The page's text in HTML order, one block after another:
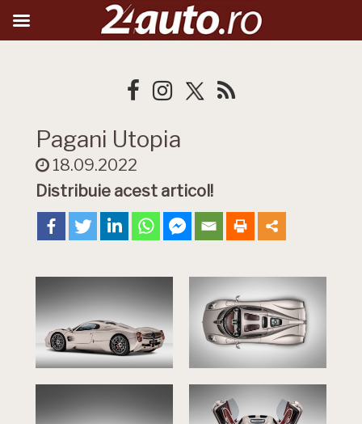
Pagani Utopia
18.09.2022
Distribuie acest articol!